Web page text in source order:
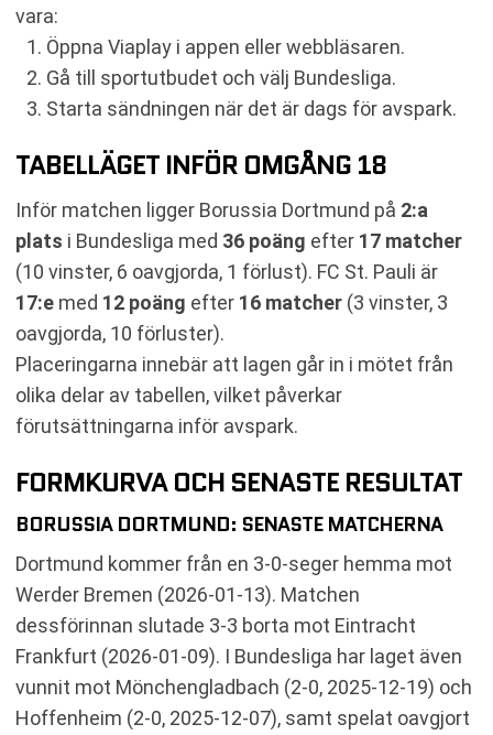
vara:
Öppna Viaplay i appen eller webbläsaren.
Gå till sportutbudet och välj Bundesliga.
Starta sändningen när det är dags för avspark.
TABELLÄGET INFÖR OMGÅNG 18
Inför matchen ligger Borussia Dortmund på 2:a
plats i Bundesliga med 36 poäng efter 17 matcher
(10 vinster, 6 oavgjorda, 1 förlust). FC St. Pauli är
17:e med 12 poäng efter 16 matcher (3 vinster, 3
oavgjorda, 10 förluster).
Placeringarna innebär att lagen går in i mötet från
olika delar av tabellen, vilket påverkar
förutsättningarna inför avspark.
FORMKURVA OCH SENASTE RESULTAT
BORUSSIA DORTMUND: SENASTE MATCHERNA
Dortmund kommer från en 3-0-seger hemma mot
Werder Bremen (2026-01-13). Matchen
dessförinnan slutade 3-3 borta mot Eintracht
Frankfurt (2026-01-09). I Bundesliga har laget även
vunnit mot Mönchengladbach (2-0, 2025-12-19) och
Hoffenheim (2-0, 2025-12-07), samt spelat oavgjort